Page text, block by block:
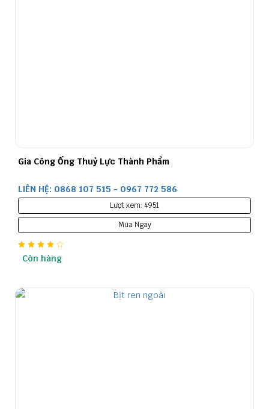
Gia Công Ống Thuỷ Lực Thành Phẩm
LIÊN HỆ: 0868 107 515 - 0967 772 586
Lượt xem: 4951
Mua Ngay
Còn hàng